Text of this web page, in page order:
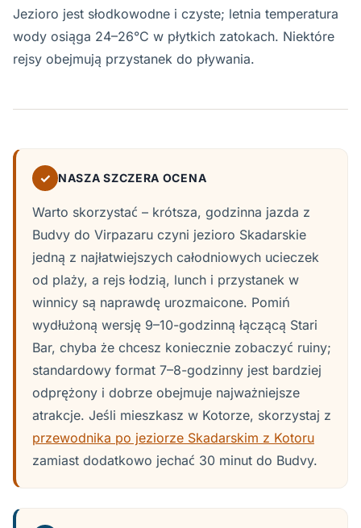
Jezioro jest słodkowodne i czyste; letnia temperatura
wody osiąga 24–26°C w płytkich zatokach. Niektóre
rejsy obejmują przystanek do pływania.
✓ NASZA SZCZERA OCENA
Warto skorzystać – krótsza, godzinna jazda z
Budvy do Virpazaru czyni jezioro Skadarskie
jedną z najłatwiejszych całodniowych ucieczek
od plaży, a rejs łodzią, lunch i przystanek w
winnicy są naprawdę urozmaicone. Pomiń
wydłużoną wersję 9–10-godzinną łączącą Stari
Bar, chyba że chcesz koniecznie zobaczyć ruiny;
standardowy format 7–8-godzinny jest bardziej
odprężony i dobrze obejmuje najważniejsze
atrakcje. Jeśli mieszkasz w Kotorze, skorzystaj z
przewodnika po jeziorze Skadarskim z Kotoru
zamiast dodatkowo jechać 30 minut do Budvy.